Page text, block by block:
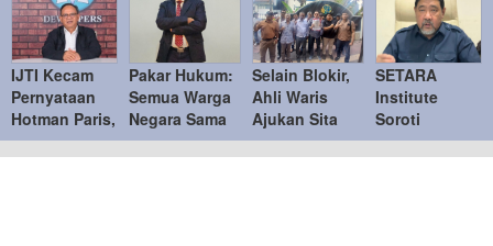
IJTI Kecam
Pernyataan
Hotman Paris,
Tegaskan
Menghormati
Pakar Hukum:
Semua Warga
Negara Sama
di Hadapan
Hukum
Selain Blokir,
Ahli Waris
Ajukan Sita
Jaminan
Tanah di Bukit
SETARA
Institute
Soroti
Kejanggalan
Kasus Febrie